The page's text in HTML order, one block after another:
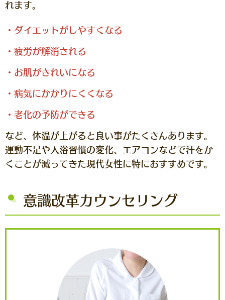
れます。
・ダイエットがしやすくなる
・疲労が解消される
・お肌がきれいになる
・病気にかかりにくくなる
・老化の予防ができる
など、体温が上がると良い事がたくさんあります。
運動不足や入浴習慣の変化、エアコンなどで汗をか
くことが減ってきた現代女性に特におすすめです。
意識改革カウンセリング